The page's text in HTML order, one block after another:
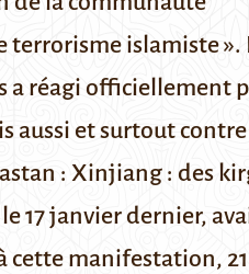
terrorisme islamiste ».
a réagi officiellement
aussi et surtout
: Xinjiang : des
17 janvier dernier,
cette manifestation, 21